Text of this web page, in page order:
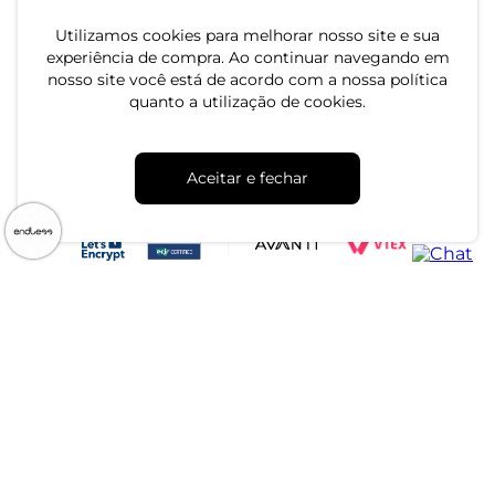
Utilizamos cookies para melhorar nosso site e sua
experiência de compra. Ao continuar navegando em
nosso site você está de acordo com a nossa política
quanto a utilização de cookies.
Aceitar e fechar
CNPJ: 79.233.672/0001-05